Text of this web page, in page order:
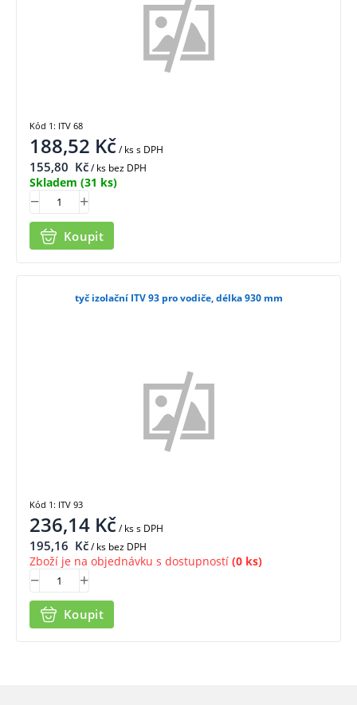
188,52 Kč/ kss DPH
155,80 Kč/ ks bez DPH
Skladem (31 ks)
Koupit
Kód 1: ITV 68
tyč izolační ITV 93 pro vodiče, délka 930 mm
236,14 Kč/ kss DPH
195,16 Kč/ ks bez DPH
Zboží je na objednávku s dostupností (0 ks)
Koupit
Kód 1: ITV 93